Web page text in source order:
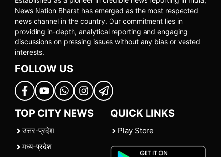
News Nation Bharat has emerged as the most respected
news channel in the country. Our commitment lies in
providing in-depth, analytical reporting and engaging
discussions on pressing issues without any bias or vested
interests.
FOLLOW US
TOP CITY NEWS
उत्तर-प्रदेश
मध्य-प्रदेश
QUICK LINKS
Play Store